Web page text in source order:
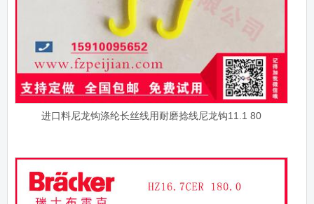
进口料尼龙钩涤纶长丝线用耐磨捻线尼龙钩11.1 80